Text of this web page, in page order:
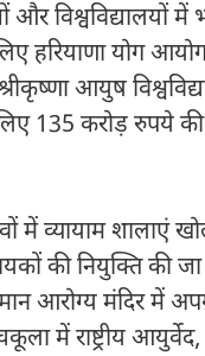
विश्वविद्यालयों में
हरियाणा योग
आयुष
135 करोड़ रुपये की
में व्यायाम शालाएं
की नियुक्ति की जा
आरोग्य मंदिर में
में राष्ट्रीय